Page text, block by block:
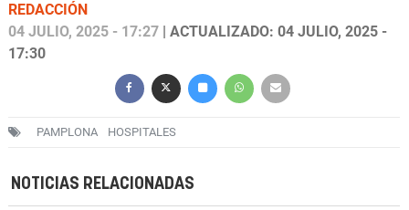
REDACCIÓN
04 JULIO, 2025 - 17:27 | ACTUALIZADO: 04 JULIO, 2025 -
17:30
PAMPLONA HOSPITALES
NOTICIAS RELACIONADAS